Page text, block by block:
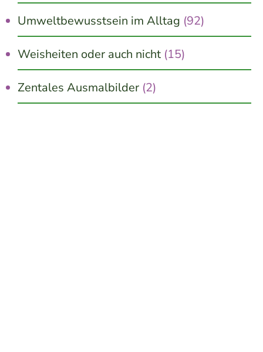
Umweltbewusstsein im Alltag (92)
Weisheiten oder auch nicht (15)
Zentales Ausmalbilder (2)